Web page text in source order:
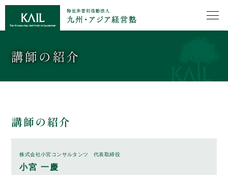
講師の紹介
講師の紹介
株式会社小宮コンサルタンツ 代表取締役
小宮 一慶